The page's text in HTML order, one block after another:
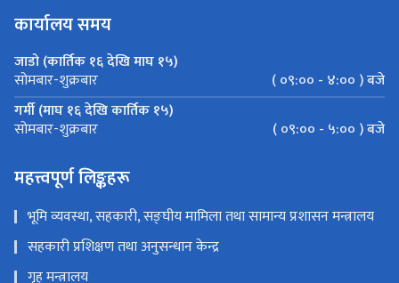
कार्यालय समय
जाडो (कार्तिक १६ देखि माघ १५)
सोमबार-शुक्रबार
( ०९:०० - ४:०० ) बजे
गर्मी (माघ १६ देखि कार्तिक १५)
सोमबार-शुक्रबार ( ०९:०० - ५:०० ) बजे
महत्त्वपूर्ण लिङ्कहरू
भूमि व्यवस्था, सहकारी, सङ्घीय मामिला तथा सामान्य प्रशासन मन्त्रालय
सहकारी प्रशिक्षण तथा अनुसन्धान केन्द्र
गृह मन्त्रालय